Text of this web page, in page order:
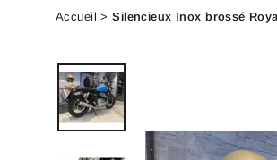
Accueil >Silencieux Inox brossé